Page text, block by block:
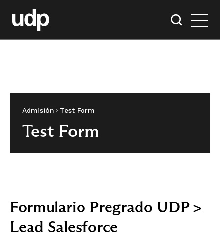
Admisión Test Form
Test Form
Formulario Pregrado UDP >
Lead Salesforce